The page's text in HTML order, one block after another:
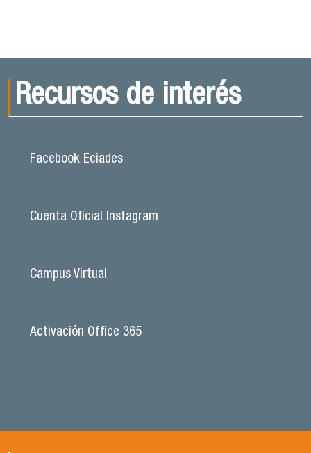
Recursos de interés
Facebook Eciades
Cuenta Oficial Instagram
Campus Virtual
Activación Office 365